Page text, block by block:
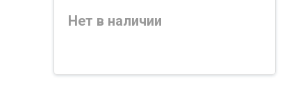
Нет в наличии